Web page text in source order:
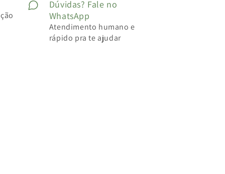
Dúvidas? Fale no
WhatsApp
Atendimento humano e
rápido pra te ajudar